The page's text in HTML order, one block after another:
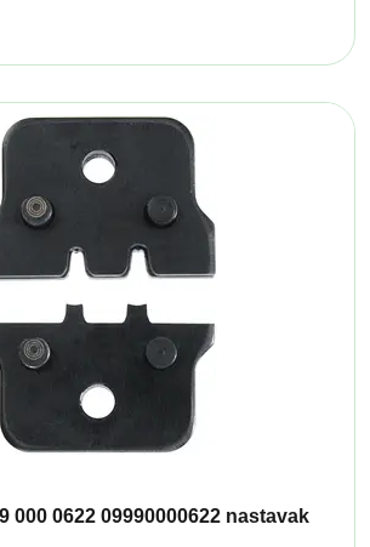
000 0622 09990000622 nastavak